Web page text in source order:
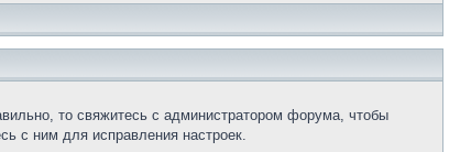
то свяжитесь с администратором форума, чтобы
с ним для исправления настроек.